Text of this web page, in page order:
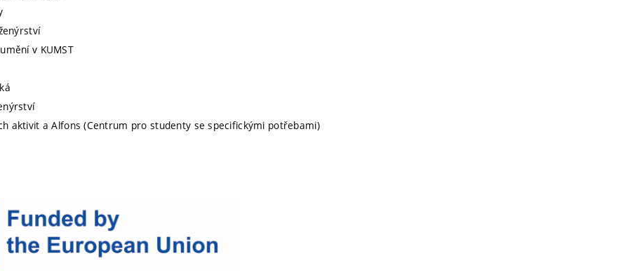
v KUMST
aktivit a Alfons (Centrum pro studenty se specifickými potřebami)